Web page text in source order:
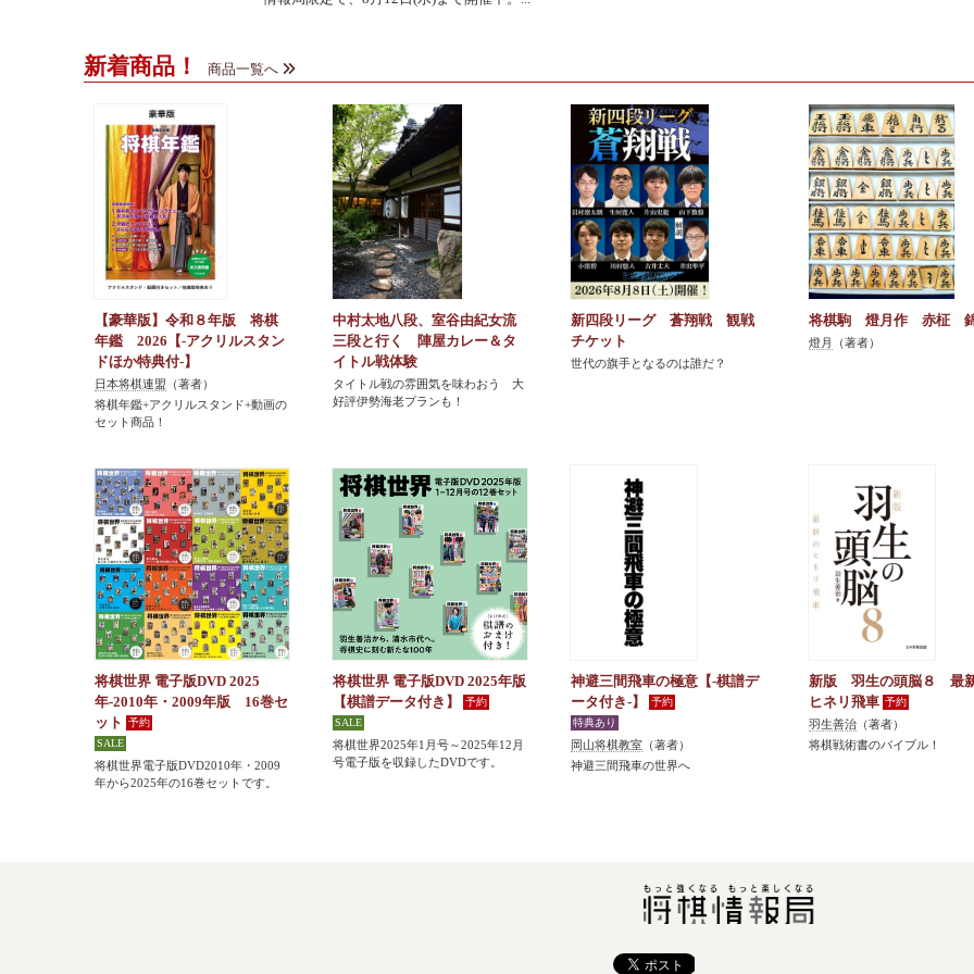
新着商品！ 商品一覧へ
【豪華版】令和８年版 将棋
年鑑 2026【-アクリルスタン
ドほか特典付-】
日本将棋連盟 （著者）
将棋年鑑+アクリルスタンド+動画の
セット商品！
中村太地八段、室谷由紀女流
三段と行く 陣屋カレー＆タ
イトル戦体験
タイトル戦の雰囲気を味わおう 大
好評伊勢海老プランも！
新四段リーグ 蒼翔戦 観戦
チケット
世代の旗手となるのは誰だ？
将棋駒 燈月作 赤柾
燈月 （著者）
将棋世界 電子版DVD 2025
年-2010年・2009年版 16巻セ
ット
将棋世界電子版DVD2010年・2009
年から2025年の16巻セットです。
将棋世界 電子版DVD 2025年版
【棋譜データ付き】
将棋世界2025年1月号～2025年12月
号電子版を収録したDVDです。
神避三間飛車の極意【-棋譜デ
ータ付き-】
岡山将棋教室 （著者）
神避三間飛車の世界へ
新版 羽生の頭脳８ 最
ヒネリ飛車
羽生善治 （著者）
将棋戦術書のバイブル！